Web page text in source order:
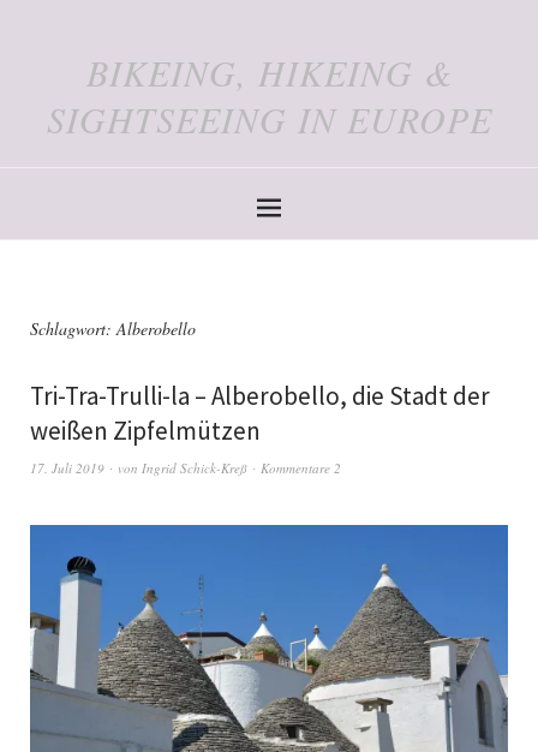
BIKEING, HIKEING &
SIGHTSEEING IN EUROPE
Schlagwort:Alberobello
Tri-Tra-Trulli-la – Alberobello, die Stadt der
weißen Zipfelmützen
17. Juli 2019 von Ingrid Schick-Kreß Kommentare 2